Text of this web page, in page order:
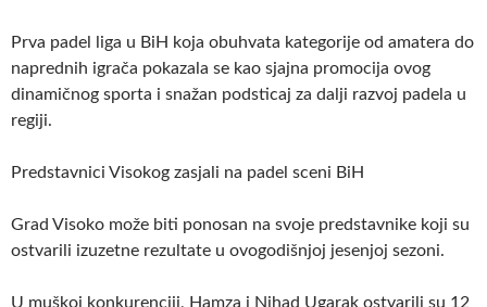
Prva padel liga u BiH koja obuhvata kategorije od amatera do
naprednih igrača pokazala se kao sjajna promocija ovog
dinamičnog sporta i snažan podsticaj za dalji razvoj padela u
regiji.
Predstavnici Visokog zasjali na padel sceni BiH
Grad Visoko može biti ponosan na svoje predstavnike koji su
ostvarili izuzetne rezultate u ovogodišnjoj jesenjoj sezoni.
U muškoj konkurenciji, Hamza i Nihad Ugarak ostvarili su 12